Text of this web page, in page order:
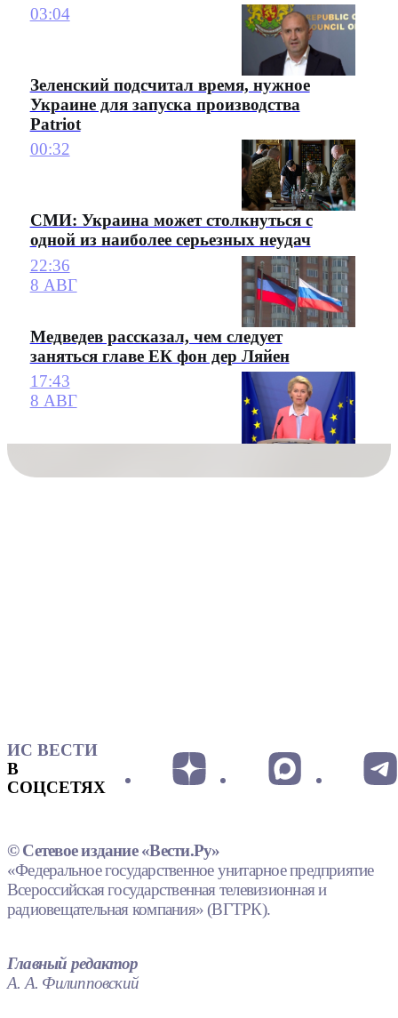
03:04
Зеленский подсчитал время, нужное
Украине для запуска производства
Patriot
00:32
СМИ: Украина может столкнуться с
одной из наиболее серьезных неудач
22:36
8 АВГ
Медведев рассказал, чем следует
заняться главе ЕК фон дер Ляйен
17:43
8 АВГ
ИС ВЕСТИ
В
СОЦСЕТЯХ
© Сетевое издание «Вести.Ру»
«Федеральное государственное унитарное предприятие
Всероссийская государственная телевизионная и
радиовещательная компания» (ВГТРК).
Главный редактор
А. А. Филипповский